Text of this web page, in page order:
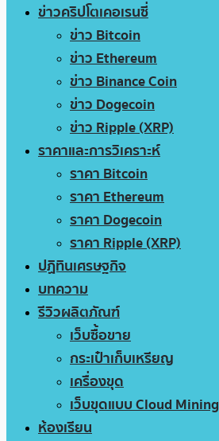
ข่าวคริปโตเคอเรนซี่
ข่าว Bitcoin
ข่าว Ethereum
ข่าว Binance Coin
ข่าว Dogecoin
ข่าว Ripple (XRP)
ราคาและการวิเคราะห์
ราคา Bitcoin
ราคา Ethereum
ราคา Dogecoin
ราคา Ripple (XRP)
ปฏิทินเศรษฐกิจ
บทความ
รีวิวผลิตภัณฑ์
เว็บซื้อขาย
กระเป๋าเก็บเหรียญ
เครื่องขุด
เว็บขุดแบบ Cloud Mining
ห้องเรียน